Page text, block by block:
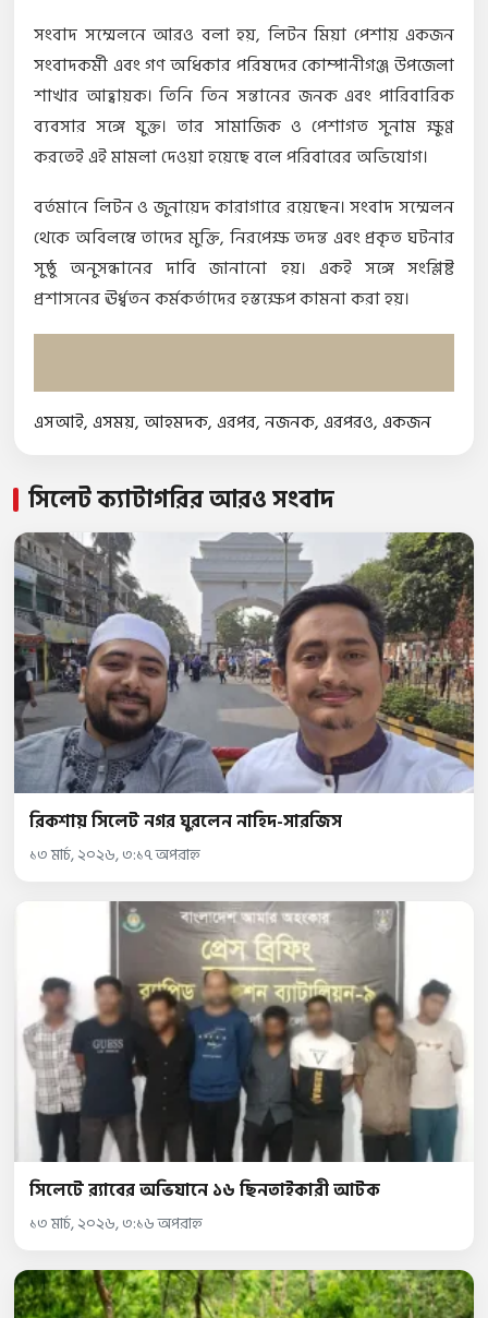
সংবাদ সম্মেলনে আরও বলা হয়, লিটন মিয়া পেশায় একজন
সংবাদকর্মী এবং গণ অধিকার পরিষদের কোম্পানীগঞ্জ উপজেলা
শাখার আহ্বায়ক। তিনি তিন সন্তানের জনক এবং পারিবারিক
ব্যবসার সঙ্গে যুক্ত। তার সামাজিক ও পেশাগত সুনাম ক্ষুণ্ণ
করতেই এই মামলা দেওয়া হয়েছে বলে পরিবারের অভিযোগ।
বর্তমানে লিটন ও জুনায়েদ কারাগারে রয়েছেন। সংবাদ সম্মেলন
থেকে অবিলম্বে তাদের মুক্তি, নিরপেক্ষ তদন্ত এবং প্রকৃত ঘটনার
সুষ্ঠু অনুসন্ধানের দাবি জানানো হয়। একই সঙ্গে সংশ্লিষ্ট
প্রশাসনের ঊর্ধ্বতন কর্মকর্তাদের হস্তক্ষেপ কামনা করা হয়।
এসআই,এসময়,আহমদক,এরপর,নজনক,এরপরও,একজন
সিলেট ক্যাটাগরির আরও সংবাদ
রিকশায় সিলেট নগর ঘুরলেন নাহিদ-সারজিস
১৩ মার্চ, ২০২৬, ৩:১৭ অপরাহ্ন
সিলেটে র‌্যাবের অভিযানে ১৬ ছিনতাইকারী আটক
১৩ মার্চ, ২০২৬, ৩:১৬ অপরাহ্ন